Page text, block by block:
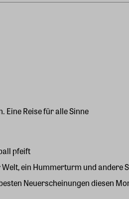
Eine Reise für alle Sinne
pfeift
ein Hummerturm und andere
Neuerscheinungen diesen